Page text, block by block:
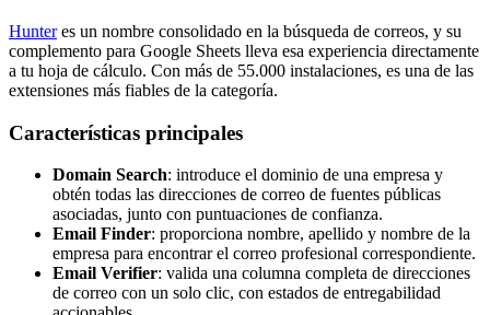
Hunteres un nombre consolidado en la búsqueda de correos, y su
complemento para Google Sheets lleva esa experiencia directamente
a tu hoja de cálculo. Con más de 55.000 instalaciones, es una de las
extensiones más fiables de la categoría.
Características principales
Domain Search: introduce el dominio de una empresa y
obtén todas las direcciones de correo de fuentes públicas
asociadas, junto con puntuaciones de confianza.
Email Finder: proporciona nombre, apellido y nombre de la
empresa para encontrar el correo profesional correspondiente.
Email Verifier: valida una columna completa de direcciones
de correo con un solo clic, con estados de entregabilidad